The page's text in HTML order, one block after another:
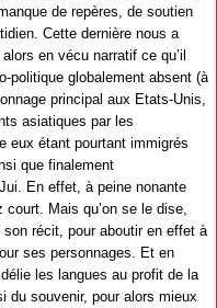
de repères, de soutien
Cette dernière nous a
en vécu narratif ce qu’il
politique globalement absent (à
principal aux Etats-Unis,
asiatiques par les
eux étant pourtant immigrés
que finalement
En effet, à peine nonante
Mais qu’on se le dise,
récit, pour aboutir en effet à
ses personnages. Et en
les langues au profit de la
du souvenir, pour alors mieux